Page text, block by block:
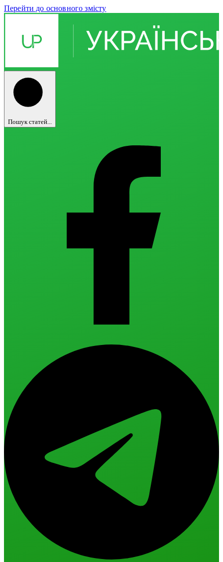
Перейти до основного змісту
Пошук статей...